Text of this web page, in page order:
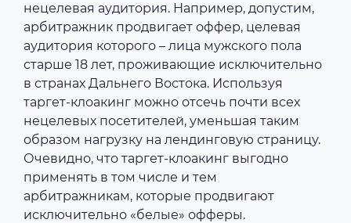
нецелевая аудитория. Например, допустим,
арбитражник продвигает оффер, целевая
аудитория которого – лица мужского пола
старше 18 лет, проживающие исключительно
в странах Дальнего Востока. Используя
таргет-клоакинг можно отсечь почти всех
нецелевых посетителей, уменьшая таким
образом нагрузку на лендинговую страницу.
Очевидно, что таргет-клоакинг выгодно
применять в том числе и тем
арбитражникам, которые продвигают
исключительно «белые» офферы.